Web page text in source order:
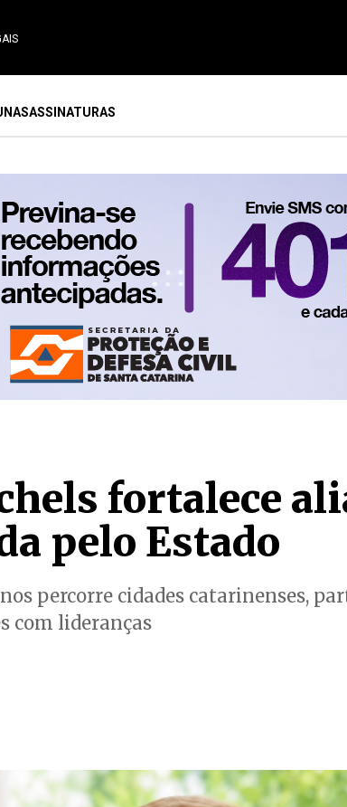
ASSINATURAS
fortalece
pelo Estado
percorre cidades catarinenses,
com lideranças